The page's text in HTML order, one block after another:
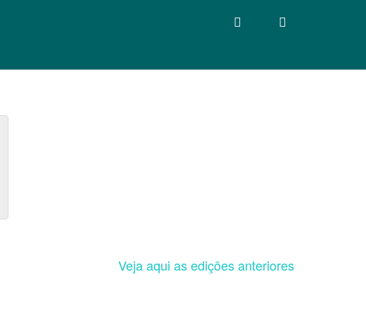
Veja aqui as edições anteriores